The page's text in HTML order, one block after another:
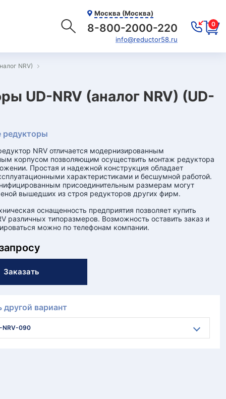
Москва (Москва)
8-800-2000-220
info@reductor58.ru
0
NRV)
UD-NRV (аналог NRV) (UD-
редукторы
NRV отличается модернизированным
корпусом позволяющим осуществить монтаж редуктора
Простая и надежной конструкция обладает
характеристиками и бесшумной работой.
присоединительным размерам могут
вышедших из строя редукторов других фирм.
оснащенность предприятия позволяет купить
различных типоразмеров. Возможность оставить заказ и
можно по телефонам компании.
Заказать
вариант
NRV-090